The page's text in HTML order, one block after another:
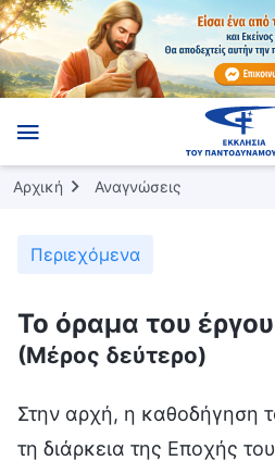
Αρχική Αναγνώσεις
Περιεχόμενα
Το όραμα του
(Μέρος δεύτερο)
Στην αρχή, η καθοδήγηση
τη διάρκεια της Εποχής